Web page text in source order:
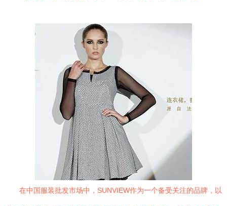
在中国服装批发市场中，SUNVIEW作为一个备受关注的品牌，以